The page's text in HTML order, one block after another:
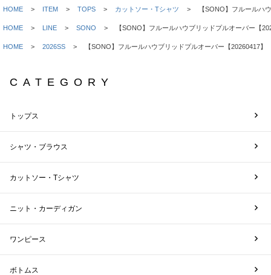
HOME ITEM TOPS カットソー・Tシャツ 【SONO】フルールハ
HOME LINE SONO 【SONO】フルールハウブリッドプルオーバー【
HOME 2026SS 【SONO】フルールハウブリッドプルオーバー【20260417】
CATEGORY
トップス
シャツ・ブラウス
カットソー・Tシャツ
ニット・カーディガン
ワンピース
ボトムス